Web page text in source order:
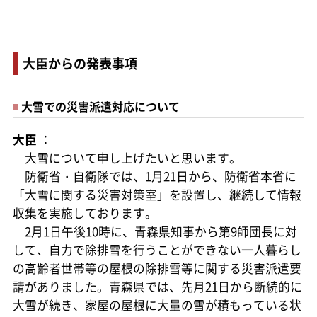
大臣からの発表事項
大雪での災害派遣対応について
大臣 ：
大雪について申し上げたいと思います。
防衛省・自衛隊では、1月21日から、防衛省本省に
「大雪に関する災害対策室」を設置し、継続して情報
収集を実施しております。
2月1日午後10時に、青森県知事から第9師団長に対
して、自力で除排雪を行うことができない一人暮らし
の高齢者世帯等の屋根の除排雪等に関する災害派遣要
請がありました。青森県では、先月21日から断続的に
大雪が続き、家屋の屋根に大量の雪が積もっている状